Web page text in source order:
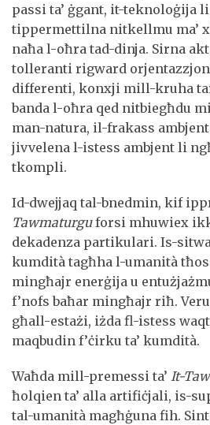
passi ta’ ġgant, it-teknoloġija
tippermettilna nitkellmu ma’
naħa l-oħra tad-dinja. Sirna
tolleranti rigward
differenti, konxji mill-kruha
banda l-oħra qed nitbiegħdu
man-natura, il-frakass
jivvelena l-istess ambjent li
tkompli.
Id-dwejjaq tal-bnedmin, kif
Tawmaturguforsi mhuwiex
dekadenza partikulari. Is-
kumdità tagħha l-umanità
mingħajr enerġija u
f’nofs baħar mingħajr riħ.
għall-estażi, iżda fl-istess
maqbudin f’ċirku ta’ kumdità.
Waħda mill-premessi ta’ It-
ħolqien ta’ alla artifiċjali, is-
tal-umanità magħġuna fih.